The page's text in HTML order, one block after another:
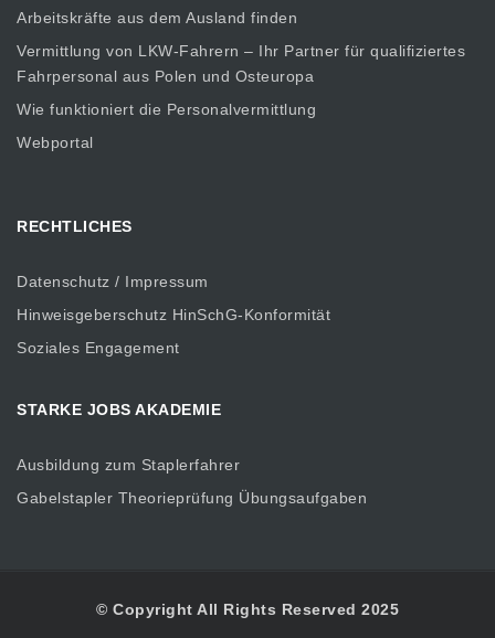
Arbeitskräfte aus dem Ausland finden
Vermittlung von LKW-Fahrern – Ihr Partner für qualifiziertes
Fahrpersonal aus Polen und Osteuropa
Wie funktioniert die Personalvermittlung
Webportal
RECHTLICHES
Datenschutz / Impressum
Hinweisgeberschutz HinSchG-Konformität
Soziales Engagement
STARKE JOBS AKADEMIE
Ausbildung zum Staplerfahrer
Gabelstapler Theorieprüfung Übungsaufgaben
© Copyright All Rights Reserved 2025